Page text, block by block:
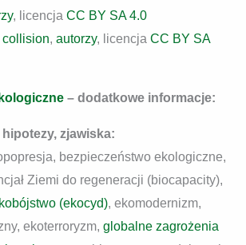
, licencja CC BY SA 4.0
collision, autorzy, licencja CC BY SA
– dodatkowe informacje:
zjawiska:
bezpieczeństwo ekologiczne,
Ziemi do regeneracji (biocapacity),
(ekocyd), ekomodernizm,
ekoterroryzm, globalne zagrożenia